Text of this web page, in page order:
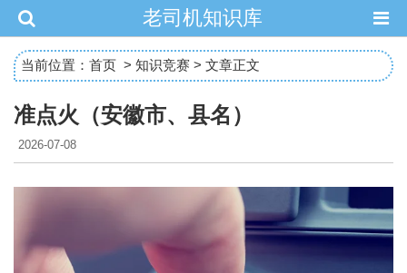
老司机知识库
当前位置： 首页 > 知识竞赛 > 文章正文
准点火（安徽市、县名）
2026-07-08